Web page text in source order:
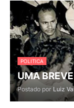
POLITICA
UMA
Postado por Luiz